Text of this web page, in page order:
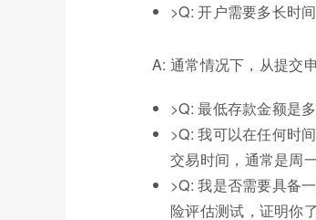
>Q: 开户需要多长时
A: 通常情况下，从提交
>Q: 最低存款金额是
>Q: 我可以在任何时
交易时间，通常是周
>Q: 我是否需要具备
险评估测试，证明你